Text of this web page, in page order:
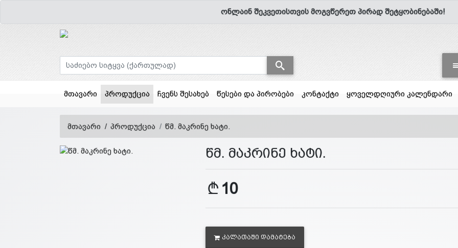
ონლაინ შეკვეთისთვის მოგვწერეთ პირად შეტყობინებაში!
მთავარი პროდუქცია(current)
ჩვენს შესახებ წესები და პირობები კონტაქტი ყოველდღიური კალენდარი
მთავარი პროდუქცია წმ. მაკრინე ხატი.
წმ. მაკრინე ხატი.
10
ᲙᲐᲚᲐᲗᲐᲨᲘ ᲓᲐᲛᲐᲢᲔᲑᲐ